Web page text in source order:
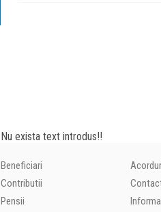
Nu exista text introdus!!
Beneficiari
Contributii
Pensii